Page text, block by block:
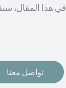
هذا المقال،
تواصل معنا